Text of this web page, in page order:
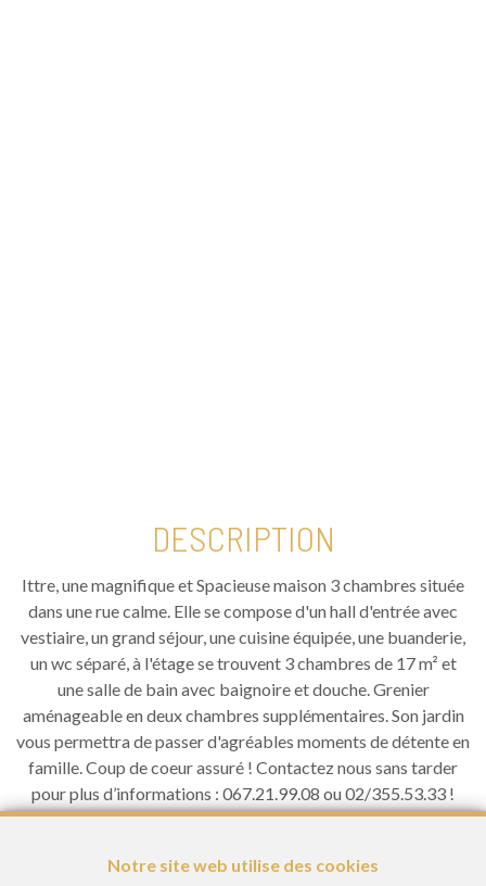
DE
2
MAISONS
3
FAÇADES
DESCRIPTION
Ittre, une magnifique et Spacieuse maison 3 chambres située
dans une rue calme. Elle se compose d'un hall d'entrée avec
vestiaire, un grand séjour, une cuisine équipée, une buanderie,
un wc séparé, à l'étage se trouvent 3 chambres de 17 m² et
une salle de bain avec baignoire et douche. Grenier
aménageable en deux chambres supplémentaires. Son jardin
vous permettra de passer d'agréables moments de détente en
famille. Coup de coeur assuré ! Contactez nous sans tarder
pour plus d’informations : 067.21.99.08 ou 02/355.53.33 !
VOUS DEVEZ VENDRE POUR ACHETER ? EVALUATION
Notre site web utilise des cookies